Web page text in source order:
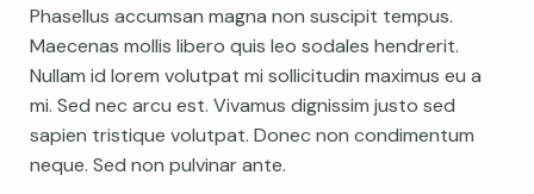
Phasellus accumsan magna non suscipit tempus.
Maecenas mollis libero quis leo sodales hendrerit.
Nullam id lorem volutpat mi sollicitudin maximus eu a
mi. Sed nec arcu est. Vivamus dignissim justo sed
sapien tristique volutpat. Donec non condimentum
neque. Sed non pulvinar ante.